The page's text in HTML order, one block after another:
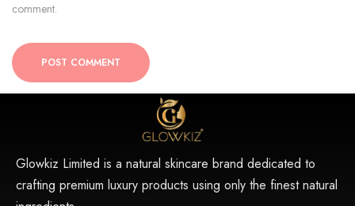
comment.
POST COMMENT
Glowkiz Limited is a natural skincare brand dedicated to
crafting premium luxury products using only the finest natural